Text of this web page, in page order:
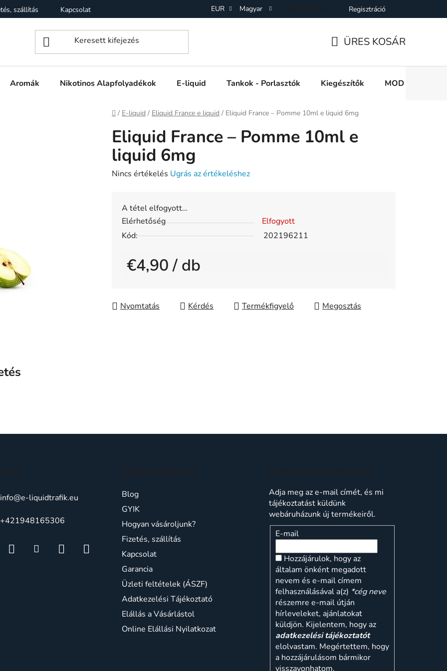
szállítás Kapcsolat Üzleti feltételek (ÁSZF) Adatkezelési Tájékoztató Elállás a Vásárlástol
EUR Magyar Regisztráció
ÜRES KOSÁR
Aromák Nikotinos Alapfolyadékok E-liquid Tankok - Porlasztók Kiegészítők MOD e cigi
Kezdőlap
/ E-liquid / Eliquid France e liquid / Eliquid France – Pomme 10ml e liquid 6mg
Eliquid France – Pomme 10ml e
liquid 6mg
A
értékelése
ből
csillag.
Nincs értékelés Ugrás az értékeléshez
A tétel elfogyott…
Elérhetőség
Elfogyott
Kód:
202196211
€4,90/ db
Nyomtatás Kérdés Megosztás
info@e-liquidtrafik.eu
+421948165306
Blog
GYIK
Hogyan vásároljunk?
Fizetés, szállítás
Kapcsolat
Garancia
Üzleti feltételek (ÁSZF)
Adatkezelési Tájékoztató
Elállás a Vásárlástol
Online Elállási Nyilatkozat
Adja meg az e-mail címét, és mi
tájékoztatást küldünk
webáruházunk új termékeiről.
E-mail
Hozzájárulok, hogy az
általam önként megadott
nevem és e-mail címem
felhasználásával a(z) *cég neve
részemre e-mail útján
hírleveleket, ajánlatokat
küldjön. Kijelentem, hogy az
adatkezelési tájékoztatót
elolvastam. Megértettem, hogy
a hozzájárulásom bármikor
visszavonhatom.